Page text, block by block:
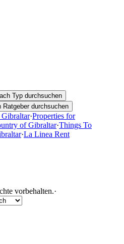
Typ durchsuchen
Ratgeber durchsuchen
·Properties for
of Gibraltar·Things To
·La Linea Rent
vorbehalten.·